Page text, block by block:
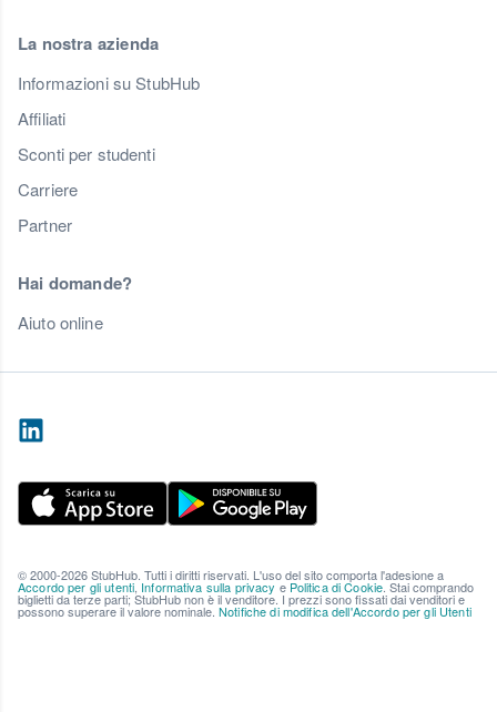
La nostra azienda
Informazioni su StubHub
Affiliati
Sconti per studenti
Carriere
Partner
Hai domande?
Aiuto online
© 2000-2026 StubHub. Tutti i diritti riservati. L'uso del sito comporta l'adesione a
Accordo per gli utenti, Informativa sulla privacy e Politica di Cookie. Stai comprando
biglietti da terze parti; StubHub non è il venditore. I prezzi sono fissati dai venditori e
possono superare il valore nominale. Notifiche di modifica dell'Accordo per gli Utenti